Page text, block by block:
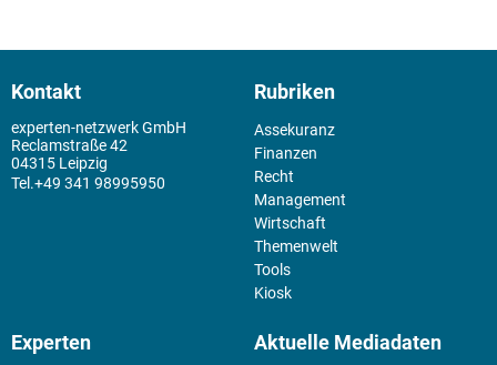
Kontakt
experten-netzwerk GmbH
Reclamstraße 42
04315 Leipzig
+49 341 98995950
Rubriken
Assekuranz
Finanzen
Recht
Management
Wirtschaft
Themenwelt
Tools
Kiosk
Experten Aktuelle Mediadaten